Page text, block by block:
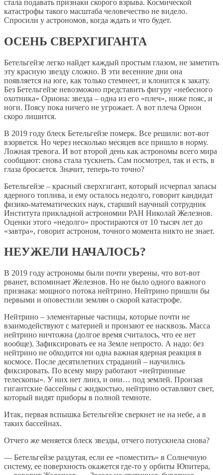
стала подавать признаки скорого взрыва. Космической
катастрофы такого масштаба человечество не видело.
Спросили у астрономов, когда ждать и что будет.
ОСЕНЬ СВЕРХГИГАНТА
Бетельгейзе легко найдет каждый простым глазом, не заметить
эту красную звезду сложно. В эти весенние дни она
появляется на юге, как только стемнеет, и клонится к закату.
Без Бетельгейзе невозможно представить фигуру «небесного
охотника» Ориона: звезда – одна из его «плеч», ниже пояс, и
ноги. Поясу пока ничего не угрожает. А вот плеча Орион
скоро лишится.
В 2019 году блеск Бетельгейзе померк. Все решили: вот-вот
взорвется. Но через несколько месяцев все пришло в норму.
Ложная тревога. И вот второй день как астрономы всего мира
сообщают: снова стала тускнеть. Сам посмотрел, так и есть, в
глаза бросается. Значит, теперь-то точно?
Бетельгейзе – красный сверхгигант, который исчерпал запасы
ядерного топлива, и ему осталось недолго, говорит кандидат
физико-математических наук, старший научный сотрудник
Института прикладной астрономии РАН Николай Железнов.
Оценки этого «недолго» простираются от 10 тысяч лет до
«завтра», говорит астроном, точного момента никто не знает.
НЕУЖЕЛИ НАЧАЛОСЬ?
В 2019 году астрономы были почти уверены, что вот-вот
рванет, вспоминает Железнов. Но не было одного важного
признака: мощного потока нейтрино. Нейтрино пришли бы
первыми и оповестили землян о скорой катастрофе.
Нейтрино – элементарные частицы, которые почти не
взаимодействуют с материей и пронзают ее насквозь. Масса
нейтрино ничтожна (долгое время считалось, что ее нет
вообще). Зафиксировать ее на Земле непросто. А надо: без
нейтрино не обходится ни одна важная ядерная реакция в
космосе. После десятилетних страданий – научились
фиксировать. По всему миру работают «нейтринные
телескопы». У них нет линз, и они… под землей. Пронзая
гигантские бассейны с жидкостью, нейтрино оставляют свет,
который видят приборы в полной темноте.
Итак, первая вспышка Бетельгейзе сверкнет не на небе, а в
таких бассейнах.
Отчего же меняется блеск звезды, отчего потускнела снова?
— Бетельгейзе раздутая, если ее «поместить» в Солнечную
систему, ее поверхность окажется где-то у орбиты Юпитера,